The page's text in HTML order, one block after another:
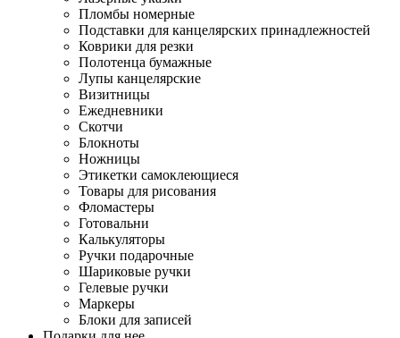
Пломбы номерные
Подставки для канцелярских принадлежностей
Коврики для резки
Полотенца бумажные
Лупы канцелярские
Визитницы
Ежедневники
Скотчи
Блокноты
Ножницы
Этикетки самоклеющиеся
Товары для рисования
Фломастеры
Готовальни
Калькуляторы
Ручки подарочные
Шариковые ручки
Гелевые ручки
Маркеры
Блоки для записей